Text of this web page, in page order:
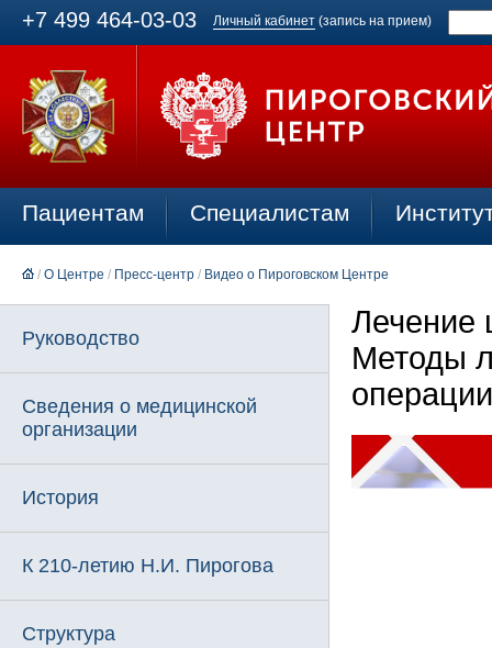
+7 499 464-03-03 Личный кабинет (запись на прием)
Пациентам Специалистам
/ О Центре / Пресс-центр / Видео о Пироговском Центре
Руководство
Сведения о медицинской
организации
История
К 210-летию Н.И. Пирогова
Структура
Лечение
Методы
операции